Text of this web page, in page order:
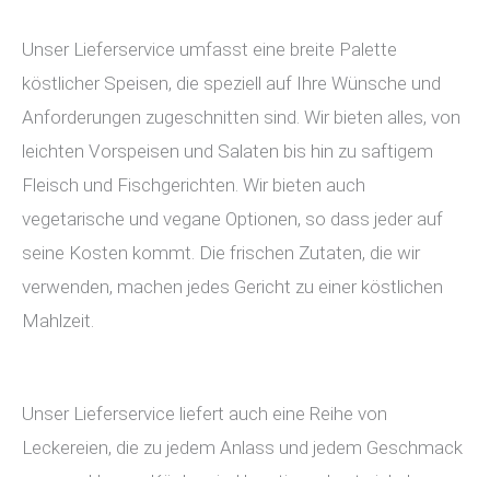
Unser Lieferservice umfasst eine breite Palette
köstlicher Speisen, die speziell auf Ihre Wünsche und
Anforderungen zugeschnitten sind. Wir bieten alles, von
leichten Vorspeisen und Salaten bis hin zu saftigem
Fleisch und Fischgerichten. Wir bieten auch
vegetarische und vegane Optionen, so dass jeder auf
seine Kosten kommt. Die frischen Zutaten, die wir
verwenden, machen jedes Gericht zu einer köstlichen
Mahlzeit.
Unser Lieferservice liefert auch eine Reihe von
Leckereien, die zu jedem Anlass und jedem Geschmack